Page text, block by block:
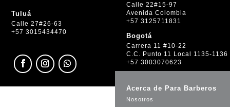
Tuluá
Calle 27#26-63
+57 3015434470
Calle 22#15-97
Avenida Colombia
+57 3125711831
Bogotá
Carrera 11 #10-22
C.C. Punto 11 Local 1135-1136
+57 3003070623
Acerca de Para Barberos
Nosotros